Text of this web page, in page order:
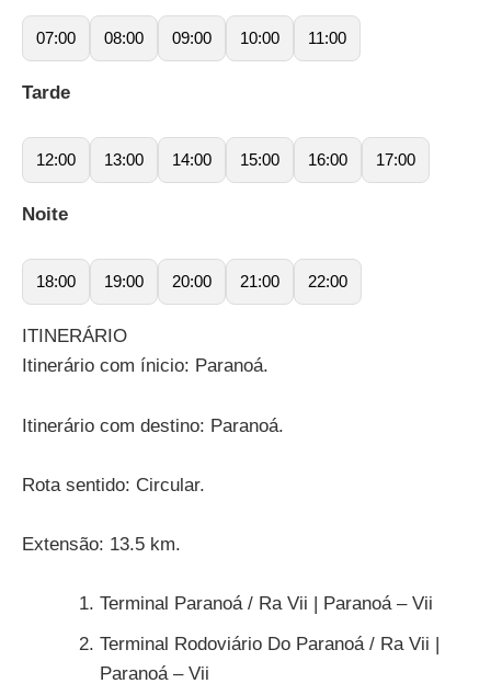
07:00 08:00 09:00 10:00 11:00
Tarde
12:00 13:00 14:00 15:00 16:00 17:00
Noite
18:00 19:00 20:00 21:00 22:00
ITINERÁRIO
Itinerário com ínicio: Paranoá.
Itinerário com destino: Paranoá.
Rota sentido: Circular.
Extensão: 13.5 km.
Terminal Paranoá / Ra Vii | Paranoá – Vii
Terminal Rodoviário Do Paranoá / Ra Vii |
Paranoá – Vii